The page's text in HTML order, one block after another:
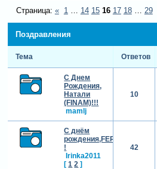
Поздравления
Страница: « 1 … 14 15 16 17 18 … 29
Тема Ответов
С Днем
Рождения,
Натали
(FINAM)!!!
mamlj
10
С днём
рождения,FERAHIM
!
Irinka2011
[ 1 2 ]
42